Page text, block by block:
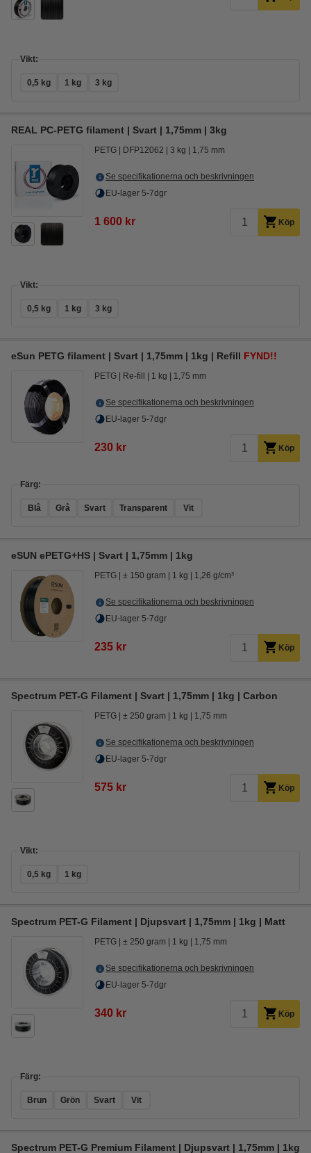
Vikt:
0,5 kg 1 kg 3 kg
REAL PC-PETG filament | Svart | 1,75mm | 3kg
PETG DFP12062 3 kg 1,75 mm
Se specifikationerna och beskrivningen
EU-lager 5-7dgr
1 600 kr Köp
Vikt:
0,5 kg 1 kg 3 kg
eSun PETG filament | Svart | 1,75mm | 1kg | Refill FYND!!
PETG Re-fill 1 kg 1,75 mm
Se specifikationerna och beskrivningen
EU-lager 5-7dgr
230 kr Köp
Färg:
Blå Grå Svart Transparent Vit
eSUN ePETG+HS | Svart | 1,75mm | 1kg
PETG ± 150 gram 1 kg 1,26 g/cm³
Se specifikationerna och beskrivningen
EU-lager 5-7dgr
235 kr Köp
Spectrum PET-G Filament | Svart | 1,75mm | 1kg | Carbon
PETG ± 250 gram 1 kg 1,75 mm
Se specifikationerna och beskrivningen
EU-lager 5-7dgr
575 kr Köp
Vikt:
0,5 kg 1 kg
Spectrum PET-G Filament | Djupsvart | 1,75mm | 1kg | Matt
PETG ± 250 gram 1 kg 1,75 mm
Se specifikationerna och beskrivningen
EU-lager 5-7dgr
340 kr Köp
Färg:
Brun Grön Svart Vit
Spectrum PET-G Premium Filament | Djupsvart | 1,75mm | 1kg